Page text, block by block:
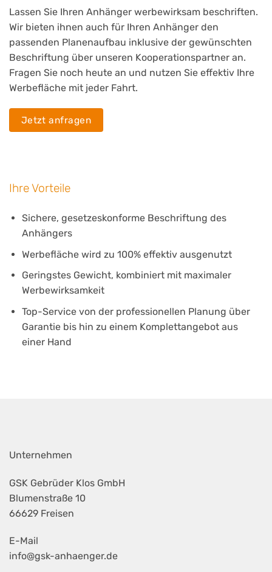
Lassen Sie Ihren Anhänger werbewirksam beschriften.
Wir bieten ihnen auch für Ihren Anhänger den
passenden Planenaufbau inklusive der gewünschten
Beschriftung über unseren Kooperationspartner an.
Fragen Sie noch heute an und nutzen Sie effektiv Ihre
Werbefläche mit jeder Fahrt.
Jetzt anfragen
Ihre Vorteile
Sichere, gesetzeskonforme Beschriftung des
Anhängers
Werbefläche wird zu 100% effektiv ausgenutzt
Geringstes Gewicht, kombiniert mit maximaler
Werbewirksamkeit
Top-Service von der professionellen Planung über
Garantie bis hin zu einem Komplettangebot aus
einer Hand
Unternehmen
GSK Gebrüder Klos GmbH
Blumenstraße 10
66629 Freisen
E-Mail
info@gsk-anhaenger.de